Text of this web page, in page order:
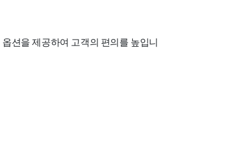
션을 제공하여 고객의 편의를 높입니